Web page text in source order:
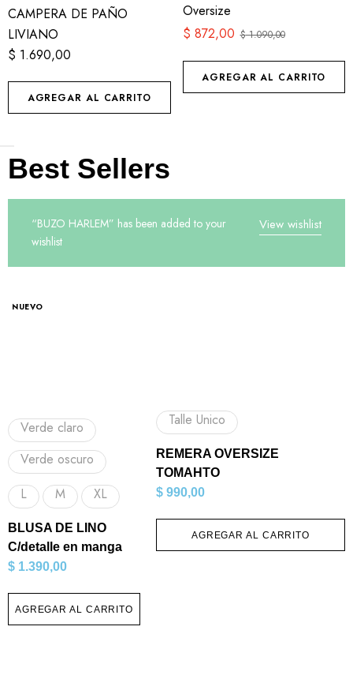
CAMPERA DE PAÑO
LIVIANO
$ 1.690,00
AGREGAR AL CARRITO
Oversize
$1.090,00
$ 872,00
AGREGAR AL CARRITO
Best Sellers
View wishlist
“BUZO HARLEM” has been added to your
wishlist
NUEVO
Verde claro
Verde oscuro
L
M XL
BLUSA DE LINO
C/detalle en manga
$ 1.390,00
AGREGAR AL CARRITO
Talle Unico
REMERA OVERSIZE
TOMAHTO
$ 990,00
AGREGAR AL CARRITO